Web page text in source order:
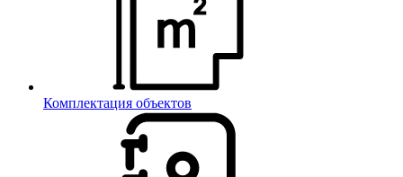
Комплектация объектов